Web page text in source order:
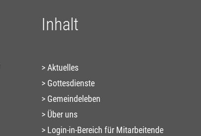
Inhalt
Aktuelles
Gottesdienste
Gemeindeleben
Über uns
Login-in-Bereich für Mitarbeitende